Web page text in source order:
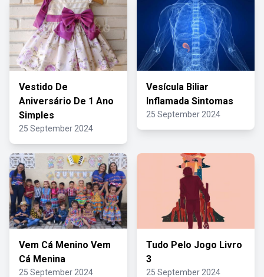
Vestido De
Aniversário De 1 Ano
Simples
25 September 2024
Vesícula Biliar
Inflamada Sintomas
25 September 2024
Vem Cá Menino Vem
Cá Menina
25 September 2024
Tudo Pelo Jogo Livro
3
25 September 2024